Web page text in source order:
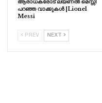
ആരാധകരോട് ലയണൽ മെസ്സി
പറഞ്ഞ വാക്കുകൾ |Lionel
Messi
PREV NEXT